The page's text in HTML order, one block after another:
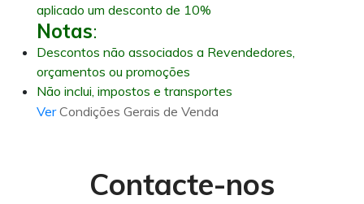
aplicado um desconto de 10%
Notas:
Descontos não associados a Revendedores,
orçamentos ou promoções
Não inclui, impostos e transportes
VerCondições Gerais de Venda
Contacte-nos